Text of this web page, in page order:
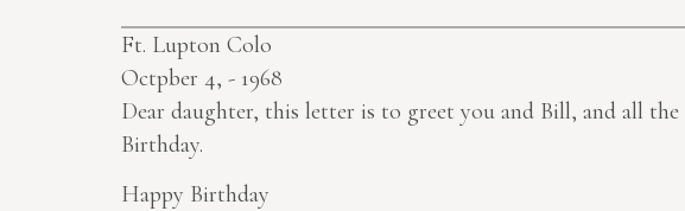
Ft. Lupton Colo
Octpber 4, - 1968
Dear daughter, this letter is to greet you and Bill, and all
Birthday.
Happy Birthday